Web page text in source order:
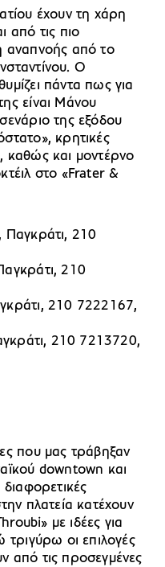
έχουν τη χάρη
από τις πιο
αναπνοής από το
Ο
πάντα πως για
είναι Μάνου
της εξόδου
κρητικές
καθώς και μοντέρνο
στο «Frater &
Παγκράτι, 210
210
210 7222167,
210 7213720,
που μας τράβηξαν
downtown και
πλατεία κατέχουν
με ιδέες για
τριγύρω οι επιλογές
από τις προσεγμένες